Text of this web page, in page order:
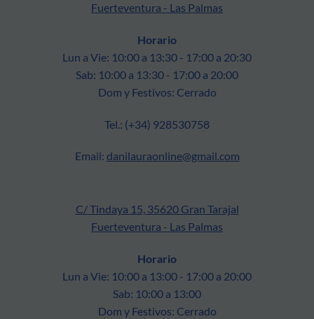
Fuerteventura - Las Palmas
Horario
Lun a Vie: 10:00 a 13:30 - 17:00 a 20:30
Sab: 10:00 a 13:30 - 17:00 a 20:00
Dom y Festivos: Cerrado
Tel.: (+34) 928530758
Email: danilauraonline@gmail.com
C/ Tindaya 15, 35620 Gran Tarajal
Fuerteventura - Las Palmas
Horario
Lun a Vie: 10:00 a 13:00 - 17:00 a 20:00
Sab: 10:00 a 13:00
Dom y Festivos: Cerrado